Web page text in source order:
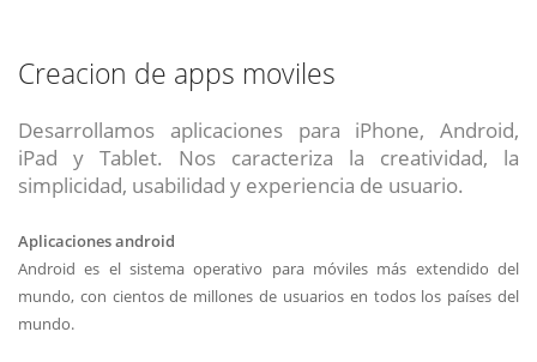
Creacion de apps moviles
Desarrollamos aplicaciones para iPhone, Android,
iPad y Tablet. Nos caracteriza la creatividad, la
simplicidad, usabilidad y experiencia de usuario.
Aplicaciones android
Android es el sistema operativo para móviles más extendido del
mundo, con cientos de millones de usuarios en todos los países del
mundo.